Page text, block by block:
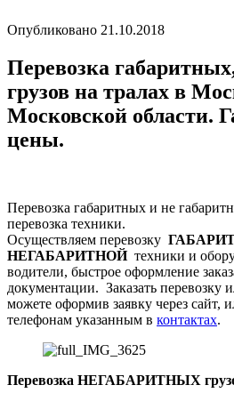
Опубликовано 21.10.2018
Перевозка
грузов на тралах в
Московской области.
цены.
Перевозка габаритных и не
перевозка техники.
Осуществляем перевозку
НЕГАБАРИТНОЙтехники и
водители, быстрое оформление
документации. Заказать перевозку
можете оформив заявку через сайт,
телефонам указанным в контактах.
Перевозка НЕГАБАРИТНЫХ